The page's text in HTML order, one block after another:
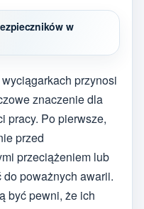
w
przynosi
znaczenie dla
pracy. Po pierwsze,
przed
przeciążeniem lub
poważnych awarii.
być pewni, że ich